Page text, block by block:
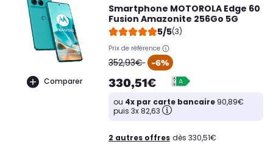
Comparer
Smartphone MOTOROLA Edge 60
Fusion Amazonite 256Go 5G
5/5(3)
Prix de référence
oldPrice
352,93€ -6%
330,51€
ou 4x par carte bancaire 90,89€
puis 3x 82,63
2 autres offres dès 330,51€